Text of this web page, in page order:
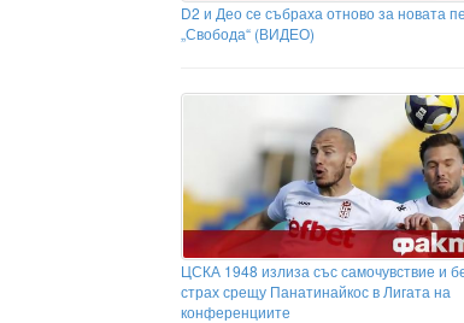
D2 и Део се събраха отново за новата
„Свобода“ (ВИДЕО)
ЦСКА 1948 излиза със самочувствие и
страх срещу Панатинайкос в Лигата на
конференциите